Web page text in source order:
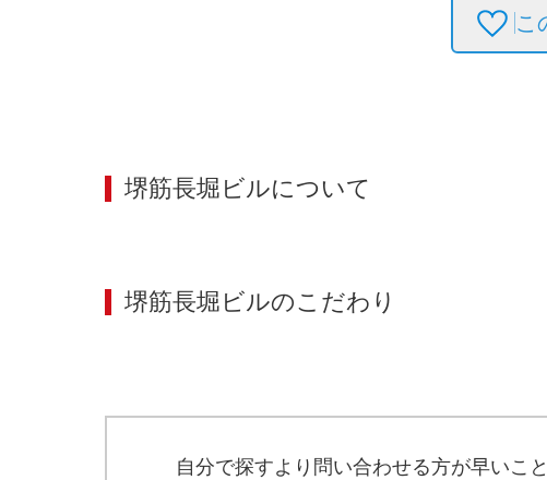
こ
堺筋長堀ビルについて
堺筋長堀ビルのこだわり
自分で探すより問い合わせる方が早いこ